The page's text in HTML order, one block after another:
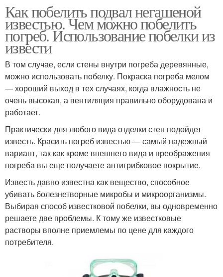
Как побелить подвал негашеной
известью. Чем можно побелить
погреб. Использование побелки из
извести
В том случае, если стены внутри погреба деревянные,
можно использовать побелку. Покраска погреба мелом
— хороший выход в тех случаях, когда влажность не
очень высокая, а вентиляция правильно оборудована и
работает.
Практически для любого вида отделки стен подойдет
известь. Красить погреб известью — самый надежный
вариант, так как кроме внешнего вида и преображения
погреба вы еще получаете антигрибковое покрытие.
Известь давно известна как вещество, способное
убивать болезнетворные микробы и микроорганизмы.
Выбирая способ известковой побелки, вы одновременно
решаете две проблемы. К тому же известковые
растворы вполне приемлемы по цене для каждого
потребителя.